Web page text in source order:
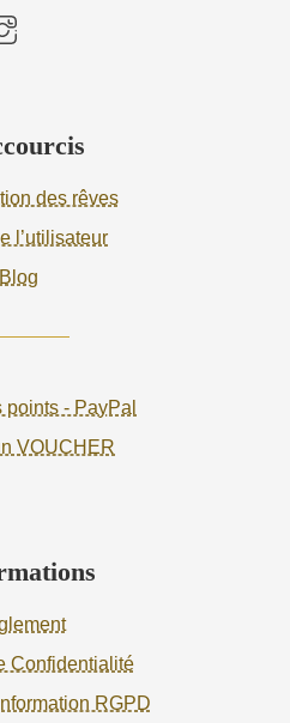
des rêves
l’utilisateur
Blog
- PayPal
VOUCHER
Confidentialité
RGPD